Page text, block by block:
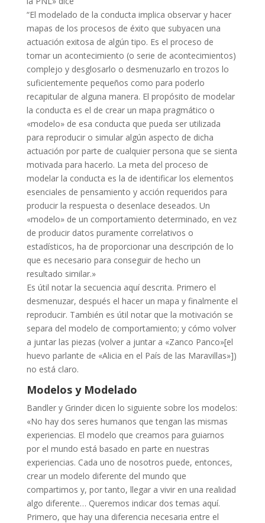
“El modelado de la conducta implica observar y hacer
mapas de los procesos de éxito que subyacen una
actuación exitosa de algún tipo. Es el proceso de
tomar un acontecimiento (o serie de acontecimientos)
complejo y desglosarlo o desmenuzarlo en trozos lo
suficientemente pequeños como para poderlo
recapitular de alguna manera. El propósito de modelar
la conducta es el de crear un mapa pragmático o
«modelo» de esa conducta que pueda ser utilizada
para reproducir o simular algún aspecto de dicha
actuación por parte de cualquier persona que se sienta
motivada para hacerlo. La meta del proceso de
modelar la conducta es la de identificar los elementos
esenciales de pensamiento y acción requeridos para
producir la respuesta o desenlace deseados. Un
«modelo» de un comportamiento determinado, en vez
de producir datos puramente correlativos o
estadísticos, ha de proporcionar una descripción de lo
que es necesario para conseguir de hecho un
resultado similar.»
Es útil notar la secuencia aquí descrita. Primero el
desmenuzar, después el hacer un mapa y finalmente el
reproducir. También es útil notar que la motivación se
separa del modelo de comportamiento; y cómo volver
a juntar las piezas (volver a juntar a «Zanco Panco»[el
huevo parlante de «Alicia en el País de las Maravillas»])
no está claro.
Modelos y Modelado
Bandler y Grinder dicen lo siguiente sobre los modelos:
«No hay dos seres humanos que tengan las mismas
experiencias. El modelo que creamos para guiarnos
por el mundo está basado en parte en nuestras
experiencias. Cada uno de nosotros puede, entonces,
crear un modelo diferente del mundo que
compartimos y, por tanto, llegar a vivir en una realidad
algo diferente… Queremos indicar dos temas aquí.
Primero, que hay una diferencia necesaria entre el